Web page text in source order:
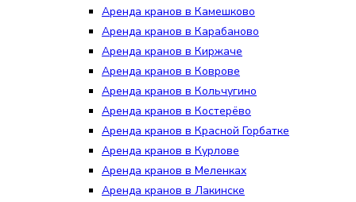
Аренда кранов в Камешково
Аренда кранов в Карабаново
Аренда кранов в Киржаче
Аренда кранов в Коврове
Аренда кранов в Кольчугино
Аренда кранов в Костерёво
Аренда кранов в Красной Горбатке
Аренда кранов в Курлове
Аренда кранов в Меленках
Аренда кранов в Лакинске